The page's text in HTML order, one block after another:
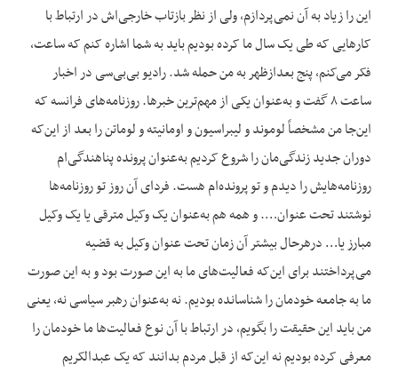
این را زیاد به آن نمی‌پردازم، ولی از نظر بازتاب خارجی‌اش در ارتباط با
کارهایی که طی یک سال ما کرده بودیم باید به شما اشاره کنم که ساعت،
فکر می‌کنم، پنج بعدازظهر به من حمله شد. رادیو بی‌بی‌سی در اخبار
ساعت ۸ گفت و به‌عنوان یکی از مهم‌ترین خبرها. روزنامه‌های فرانسه که
این‌جا من مشخصاً لوموند و لیبراسیون و اومانیته و لوماتن را بعد از این‌که
دوران جدید زندگی‌مان را شروع کردیم به‌عنوان پرونده پناهندگی‌ام
روزنامه‌هایش را دیدم و تو پرونده‌ام هست. فردای آن روز تو روزنامه‌ها
نوشتند تحت عنوان…. و همه هم به‌عنوان یک وکیل مترقی یا یک وکیل
مبارز یا… درهرحال بیشتر آن زمان تحت عنوان وکیل به قضیه
می‌پرداختند برای این‌که فعالیت‌های ما به این صورت بود و به این صورت
ما به جامعه خودمان را شناسانده بودیم. نه به‌عنوان رهبر سیاسی نه، یعنی
من باید این حقیقت را بگویم، در ارتباط با آن نوع فعالیت‌ها ما خودمان را
معرفی کرده بودیم نه این‌که از قبل مردم بدانند که یک عبدالکریم